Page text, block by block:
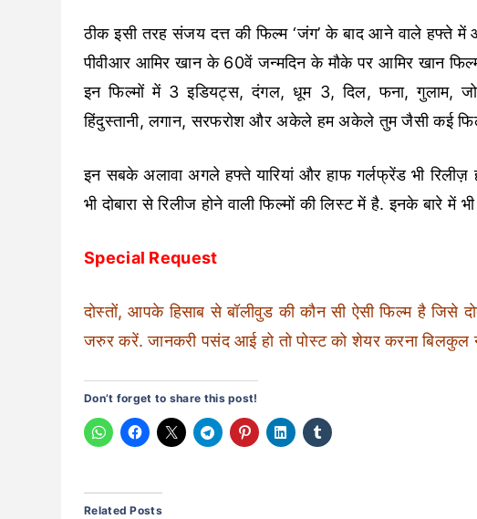
ठीक इसी तरह संजय दत्त की फिल्म ‘जंग’ के बाद आने वाले हफ्ते में
पीवीआर आमिर खान के 60वें जन्मदिन के मौके पर आमिर खान
इन फिल्मों में 3 इडियट्स, दंगल, धूम 3, दिल, फना, गुलाम, जो
हिंदुस्तानी, लगान, सरफरोश और अकेले हम अकेले तुम जैसी कई
इन सबके अलावा अगले हफ्ते यारियां और हाफ गर्लफ्रेंड भी रिलीज़
भी दोबारा से रिलीज होने वाली फिल्मों की लिस्ट में है. इनके बारे
Special Request
दोस्तों, आपके हिसाब से बॉलीवुड की कौन सी ऐसी फिल्म है जिसे
जरुर करें. जानकरी पसंद आई हो तो पोस्ट को शेयर करना बिलकुल
Don’t forget to share this post!
Related Posts